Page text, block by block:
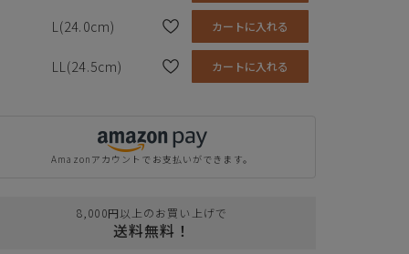
L(24.0cm) カートに入れる
LL(24.5cm) カートに入れる
Amazonアカウントでお支払いができます。
8,000円以上のお買い上げで
送料無料！
9.3cm 9.4cm
9.5cm
3.0cm 3.0cm 3.0cm
※単位はセンチメートルです